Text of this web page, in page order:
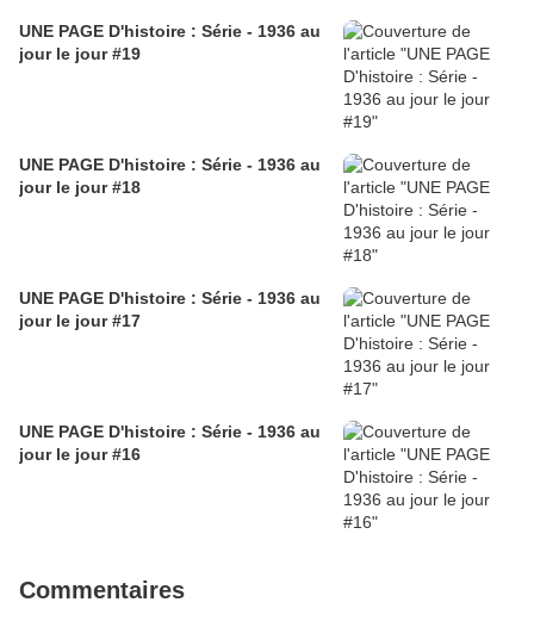
UNE PAGE D'histoire : Série - 1936 au
jour le jour #19
UNE PAGE D'histoire : Série - 1936 au
jour le jour #18
UNE PAGE D'histoire : Série - 1936 au
jour le jour #17
UNE PAGE D'histoire : Série - 1936 au
jour le jour #16
Commentaires